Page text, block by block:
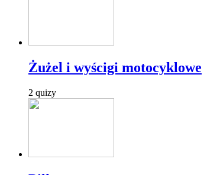
Żużel i wyścigi motocyklowe
2 quizy